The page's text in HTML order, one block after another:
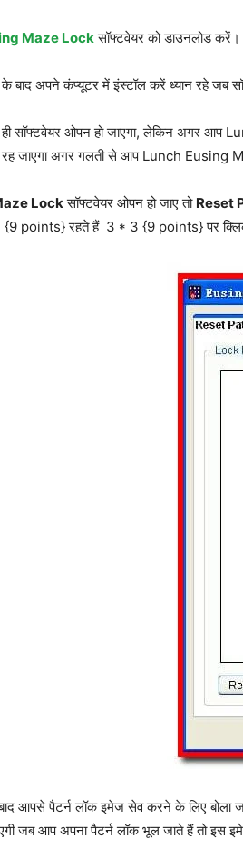
Maze Lockसॉफ्टवेयर को डाउनलोड करें।
बाद अपने कंप्यूटर में इंस्टॉल करें ध्यान रहे जब
सॉफ्टवेयर ओपन हो जाएगा, लेकिन अगर आप
रह जाएगा अगर गलती से आप Lunch Eusing
Lockसॉफ्टवेयर ओपन हो जाए तो Reset
points} रहते हैं 3 * 3 {9 points} पर
आपसे पैटर्न लॉक इमेज सेव करने के लिए बोला
जब आप अपना पैटर्न लॉक भूल जाते हैं तो इस